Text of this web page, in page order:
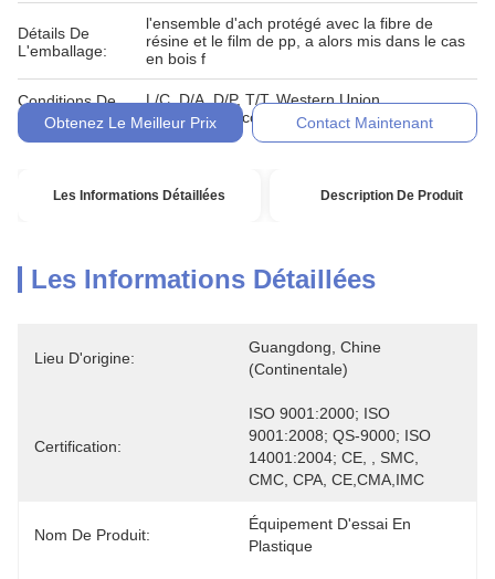
Détails De
L'emballage:
l'ensemble d'ach protégé avec la fibre de
résine et le film de pp, a alors mis dans le cas
en bois f
Conditions De
Paiement:
L/C, D/A, D/P, T/T, Western Union,
MoneyGram, comptant, engagement
Obtenez Le Meilleur Prix Contact Maintenant
Les Informations Détaillées Description De Produit
Les Informations Détaillées
Lieu D'origine:
Guangdong, Chine
(continentale)
Certification:
ISO 9001:2000; ISO
9001:2008; QS-9000; ISO
14001:2004; CE, , SMC,
CMC, CPA, CE,CMA,IMC
Nom De Produit:
Équipement D'essai En
Plastique